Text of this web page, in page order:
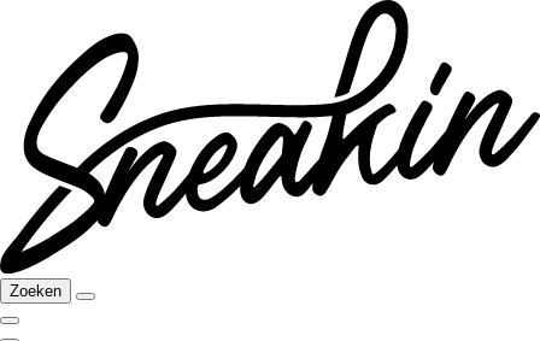
Zoeken